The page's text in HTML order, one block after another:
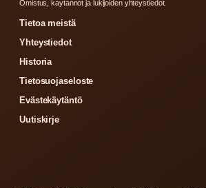
Omistus, kaytannot ja lukijoiden yhteystiedot.
Tietoa meistä
Yhteystiedot
Historia
Tietosuojaseloste
Evästekäytäntö
Uutiskirje